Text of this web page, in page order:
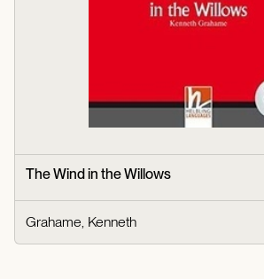
The Wind in the Willows
Grahame, Kenneth